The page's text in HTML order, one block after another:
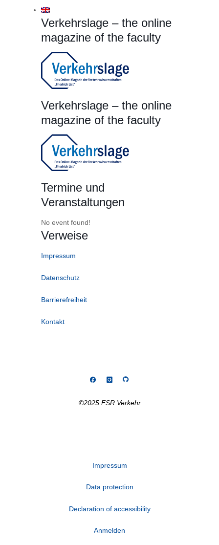
Verkehrslage – the online
magazine of the faculty
Verkehrslage – the online
magazine of the faculty
Termine und
Veranstaltungen
No event found!
Verweise
Impressum
Datenschutz
Barrierefreiheit
Kontakt
©2025 FSR Verkehr
Impressum
Data protection
Declaration of accessibility
Anmelden